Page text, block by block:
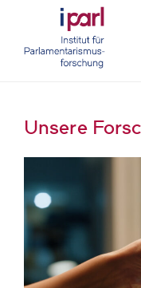
Unsere